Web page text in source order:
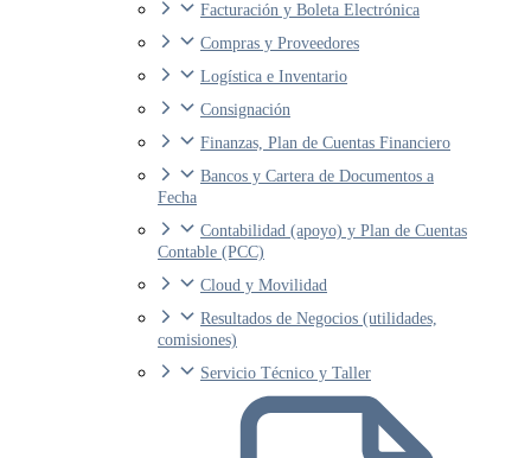
Facturación y Boleta Electrónica
Compras y Proveedores
Logística e Inventario
Consignación
Finanzas, Plan de Cuentas Financiero
Bancos y Cartera de Documentos a
Fecha
Contabilidad (apoyo) y Plan de Cuentas
Contable (PCC)
Cloud y Movilidad
Resultados de Negocios (utilidades,
comisiones)
Servicio Técnico y Taller